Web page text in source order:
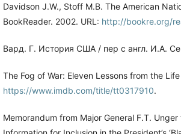
Davidson J.W., Stoff M.B. The American
BookReader. 2002. URL: http://bookre.org/
Вард. Г. История США / пер с англ. И.А.
The Fog of War: Eleven Lessons from the
https://www.imdb.com/title/tt0317910.
Memorandum from Major General F.T. Unger